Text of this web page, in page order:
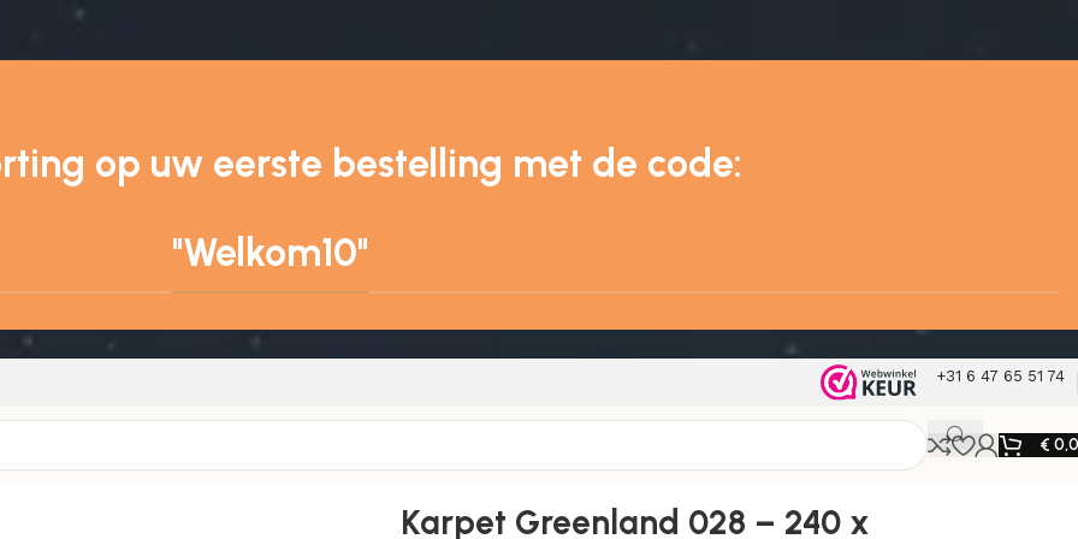
op uw eerste bestelling met de code:
"Welkom10"
+31 6 47 65 51 74
€
Karpet Greenland 028 – 240 x